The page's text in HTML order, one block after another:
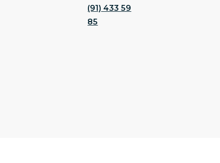
(91) 433 59
85